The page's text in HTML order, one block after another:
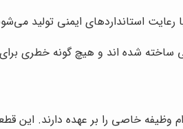
رعایت استانداردهای ایمنی تولید
شده اند و هیچ گونه خطری برای
وظیفه خاصی را بر عهده دارند. این